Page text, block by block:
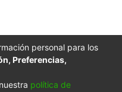
personal para los
Preferencias,
política de